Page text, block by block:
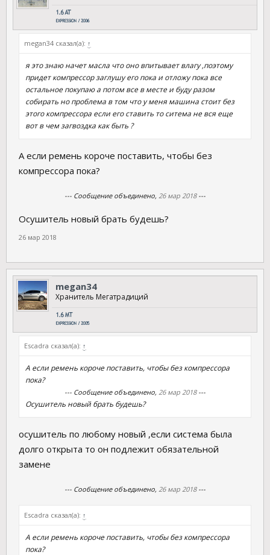
megan34 сказал(а): ↑
я это знаю начет масла что оно впитывает влагу ,поэтому
придет компрессор заглушу его пока и отложу пока все
остальное покупаю а потом все в месте и буду разом
собирать но проблема в том что у меня машина стоит без
этого компрессора если его ставить то ситема не вся еще
вот в чем загвоздка как быть ?
А если ремень короче поставить, чтобы без
компрессора пока?
--- Сообщение объединено, 26 мар 2018---
Осушитель новый брать будешь?
26 мар 2018
megan34
Хранитель Мегатрадиций
Escadra сказал(а): ↑
А если ремень короче поставить, чтобы без компрессора
пока?
--- Сообщение объединено, 26 мар 2018---
Осушитель новый брать будешь?
осушитель по любому новый ,если система была
долго открыта то он подлежит обязательной
замене
--- Сообщение объединено, 26 мар 2018---
Escadra сказал(а): ↑
А если ремень короче поставить, чтобы без компрессора
пока?